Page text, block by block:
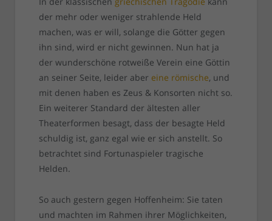
der mehr oder weniger strahlende Held
machen, was er will, solange die Götter gegen
ihn sind, wird er nicht gewinnen. Nun hat ja
der wunderschöne rotweiße Verein eine Göttin
an seiner Seite, leider aber eine römische, und
mit denen haben es Zeus & Konsorten nicht so.
Ein weiterer Standard der ältesten aller
Theaterformen besagt, dass der besagte Held
schuldig ist, ganz egal wie er sich anstellt. So
betrachtet sind Fortunaspieler tragische
Helden.
So auch gestern gegen Hoffenheim: Sie taten
und machten im Rahmen ihrer Möglichkeiten,